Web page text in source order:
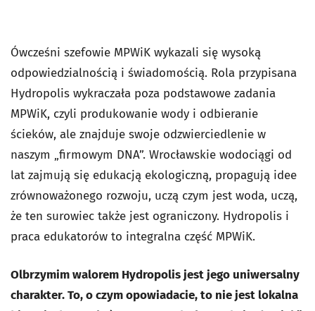
Ówcześni szefowie MPWiK wykazali się wysoką
odpowiedzialnością i świadomością. Rola przypisana
Hydropolis wykraczała poza podstawowe zadania
MPWiK, czyli produkowanie wody i odbieranie
ścieków, ale znajduje swoje odzwierciedlenie w
naszym „firmowym DNA”. Wrocławskie wodociągi od
lat zajmują się edukacją ekologiczną, propagują idee
zrównoważonego rozwoju, uczą czym jest woda, uczą,
że ten surowiec także jest ograniczony. Hydropolis i
praca edukatorów to integralna część MPWiK.
Olbrzymim walorem Hydropolis jest jego uniwersalny
charakter. To, o czym opowiadacie, to nie jest lokalna